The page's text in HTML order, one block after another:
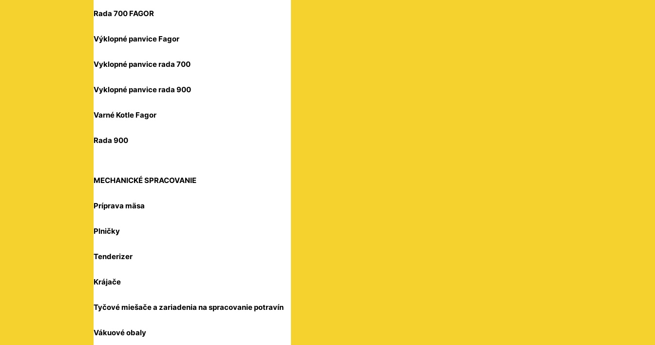
Rada 700 FAGOR
Výklopné panvice Fagor
Vyklopné panvice rada 700
Vyklopné panvice rada 900
Varné Kotle Fagor
Rada 900
MECHANICKÉ SPRACOVANIE
Príprava mäsa
Plničky
Tenderizer
Krájače
Tyčové miešače a zariadenia na spracovanie potravín
Vákuové obaly